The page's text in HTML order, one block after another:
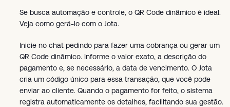
Se busca automação e controle, o QR Code dinâmico é ideal.
Veja como gerá-lo com o Jota.
Inicie no chat pedindo para fazer uma cobrança ou gerar um
QR Code dinâmico. Informe o valor exato, a descrição do
pagamento e, se necessário, a data de vencimento. O Jota
cria um código único para essa transação, que você pode
enviar ao cliente. Quando o pagamento for feito, o sistema
registra automaticamente os detalhes, facilitando sua gestão.